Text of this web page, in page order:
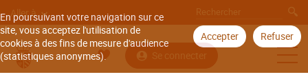
En poursuivant votre navigation sur ce
site, vous acceptez l'utilisation de
cookies à des fins de mesure d'audience
(statistiques anonymes).
Accepter Refuser
Aller à
Se connecter